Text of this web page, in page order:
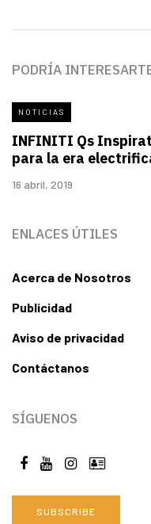
PODRÍA
NOTICIAS
INFINITI Qs
para la era
16 abril, 2019
ENLACES ÚTILES
Acerca de Nosotros
Publicidad
Aviso de privacidad
Contáctanos
SÍGUENOS
SUBSCRIBE